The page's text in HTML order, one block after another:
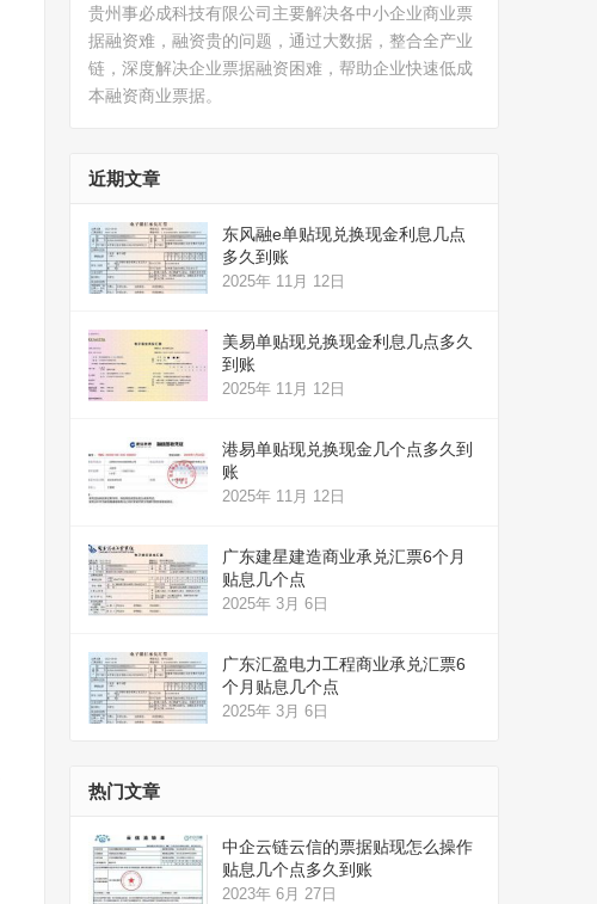
贵州事必成科技有限公司主要解决各中小企业商业票
据融资难，融资贵的问题，通过大数据，整合全产业
链，深度解决企业票据融资困难，帮助企业快速低成
本融资商业票据。
近期文章
东风融e单贴现兑换现金利息几点
多久到账
2025年 11月 12日
美易单贴现兑换现金利息几点多久
到账
2025年 11月 12日
港易单贴现兑换现金几个点多久到
账
2025年 11月 12日
广东建星建造商业承兑汇票6个月
贴息几个点
2025年 3月 6日
广东汇盈电力工程商业承兑汇票6
个月贴息几个点
2025年 3月 6日
热门文章
中企云链云信的票据贴现怎么操作
贴息几个点多久到账
2023年 6月 27日